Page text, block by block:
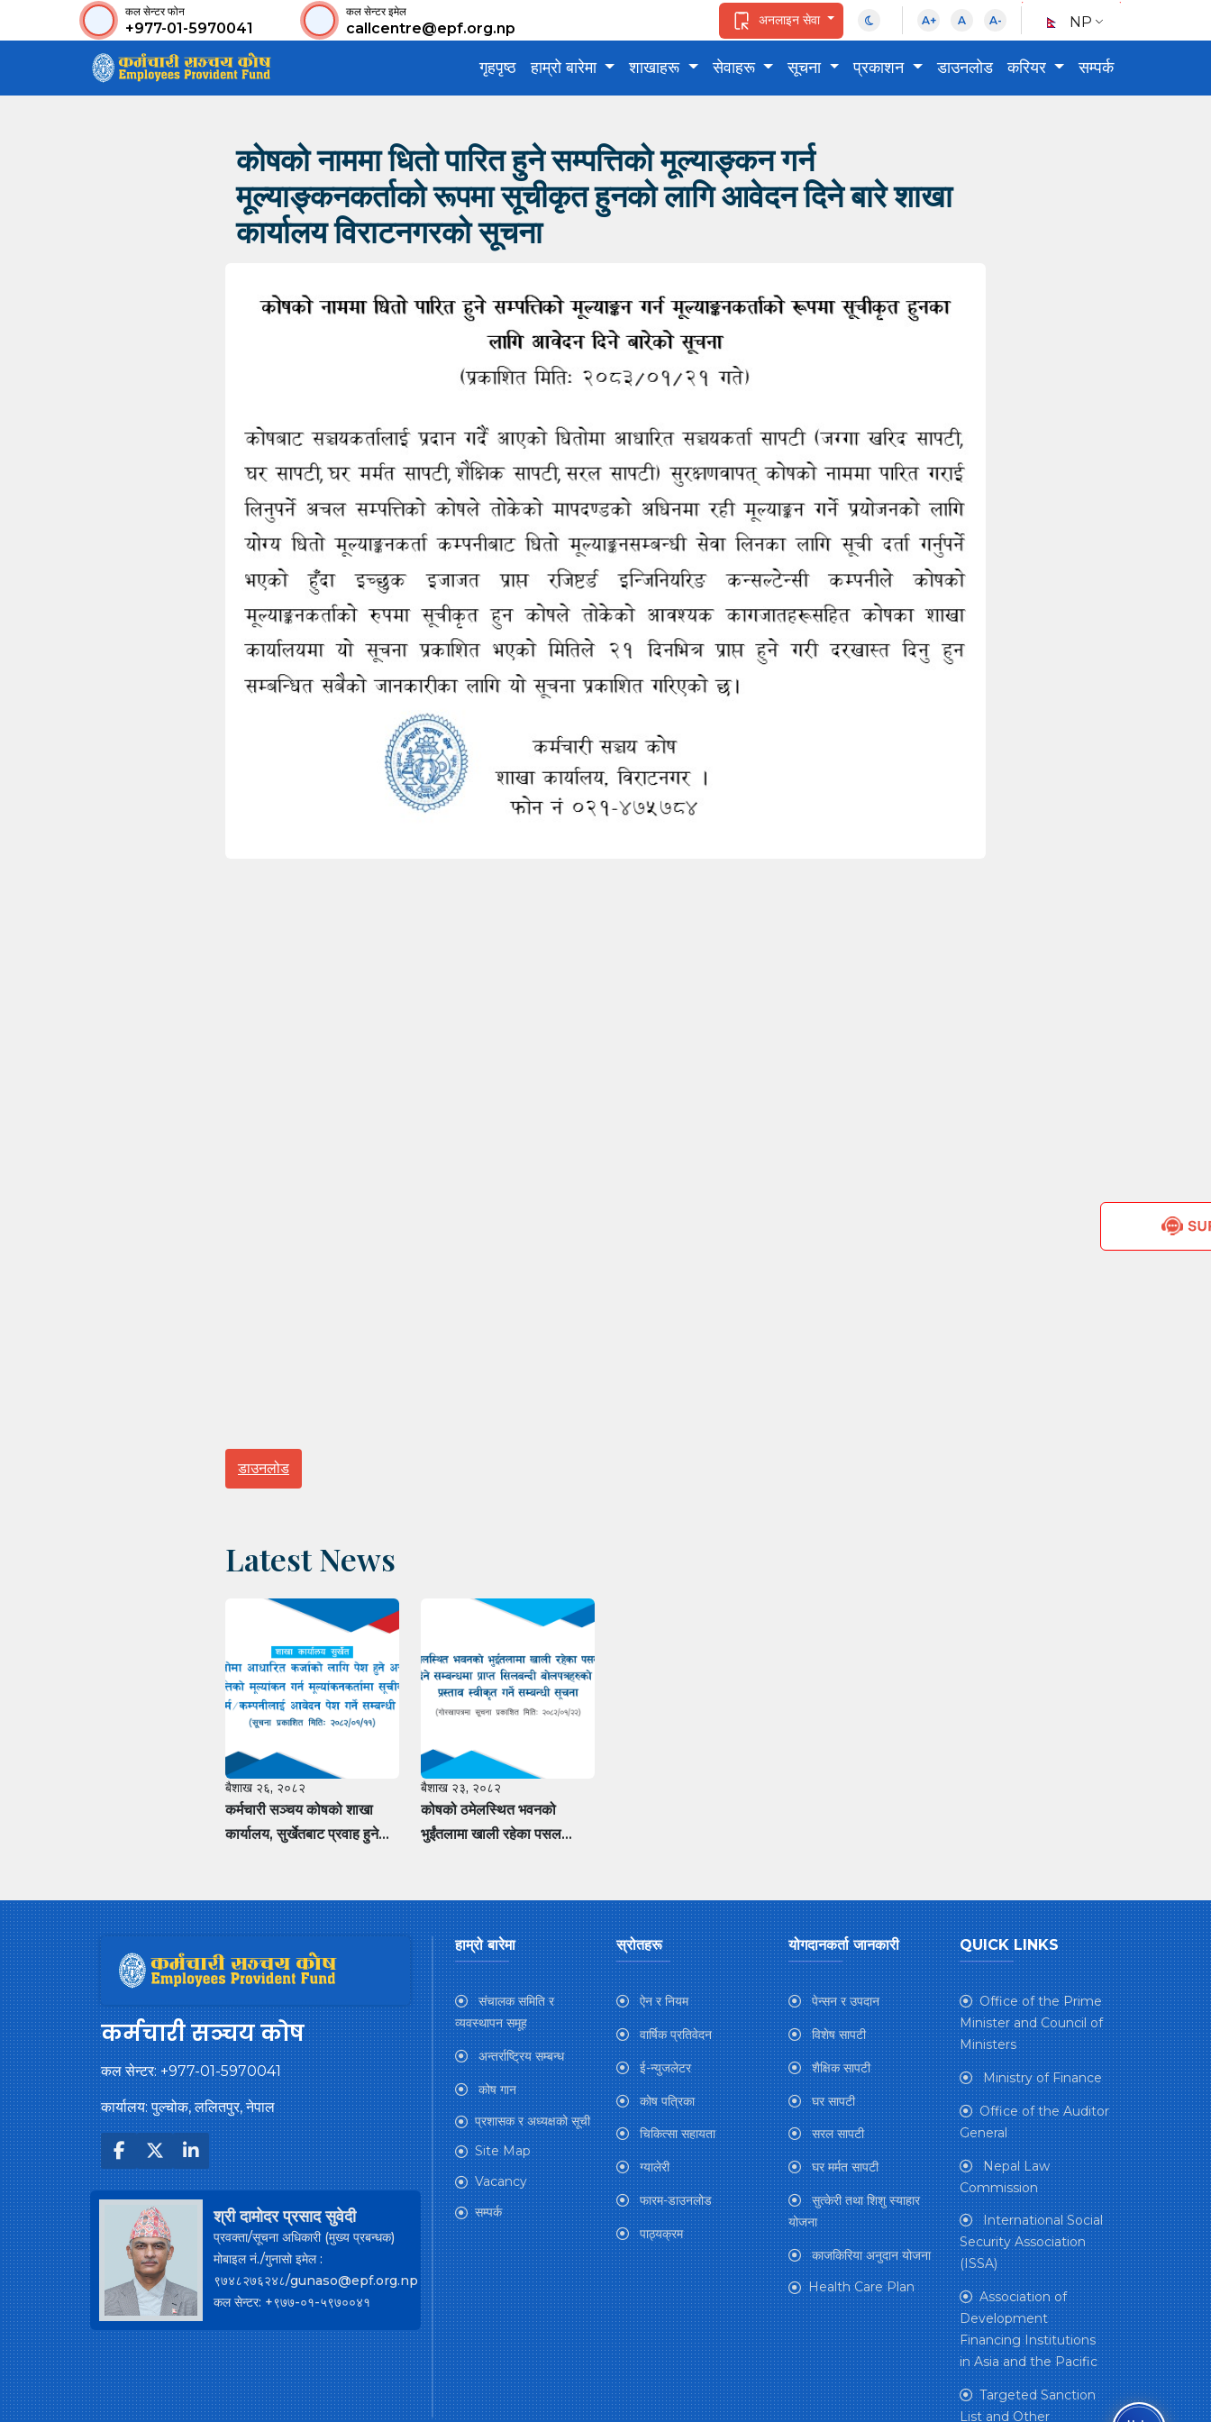
कल सेन्टर फोन
+977-01-5970041
कल सेन्टर इमेल
callcentre@epf.org.np
अनलाइन सेवा A+ A A- NP
गृहपृष्ठ हाम्रो बारेमा शाखाहरू सेवाहरू सूचना प्रकाशन डाउनलोड करियर सम्पर्क
कोषको नाममा धितो पारित हुने सम्पत्तिको मूल्याङ्कन गर्न
मूल्याङ्कनकर्ताको रूपमा सूचीकृत हुनको लागि आवेदन दिने बारे शाखा
कार्यालय विराटनगरको सूचना
डाउनलोड
Latest News
बैशाख २६, २०८२
कर्मचारी सञ्चय कोषको शाखा
कार्यालय, सुर्खेतबाट प्रवाह हुने
मूल्यांकनकर्तामा सूचीकरण हुन
फर्म÷कम्पनीलाई आवेदन पेश गर्ने
सम्बन्धी सूचना
बैशाख २३, २०८२
कोषको ठमेलस्थित भवनको
भुईंतलामा खाली रहेका पसल
आधारभूत प्रस्ताव स्वीकृत गर्ने
सम्बन्धी सूचना
कर्मचारी सञ्चय कोष
कल सेन्टर:+977-01-5970041
कार्यालय: पुल्चोक, ललितपुर, नेपाल
श्री दामोदर प्रसाद सुवेदी
प्रवक्ता/सूचना अधिकारी (मुख्य प्रबन्धक)
मोबाइल नं./गुनासो इमेल :
९७४८२७६२४८/gunaso@epf.org.np
कल सेन्टर: +९७७-०१-५९७००४१
हाम्रो बारेमा
संचालक समिति र
व्यवस्थापन समूह
अन्तर्राष्ट्रिय सम्बन्ध
कोष गान
प्रशासक र अध्यक्षको सूची
Site Map
Vacancy
सम्पर्क
स्रोतहरू
ऐन र नियम
वार्षिक प्रतिवेदन
ई-न्युजलेटर
कोष पत्रिका
चिकित्सा सहायता
ग्यालेरी
फारम-डाउनलोड
पाठ्यक्रम
योगदानकर्ता जानकारी
पेन्सन र उपदान
विशेष सापटी
शैक्षिक सापटी
घर सापटी
सरल सापटी
घर मर्मत सापटी
सुत्केरी तथा शिशु स्याहार
योजना
काजकिरिया अनुदान योजना
Health Care Plan
QUICK LINKS
Office of the Prime
Minister and Council of
Ministers
Ministry of Finance
Office of the Auditor
General
Nepal Law
Commission
International Social
Security Association
(ISSA)
Association of
Development
Financing Institutions
in Asia and the Pacific
Targeted Sanction
List and Other